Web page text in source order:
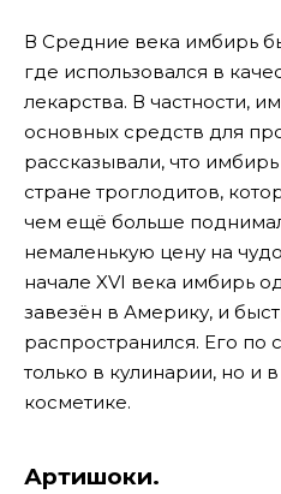
В Средние века имбирь
где использовался в
лекарства. В частности,
основных средств для
рассказывали, что
стране троглодитов,
чем ещё больше
немаленькую цену на
начале XVI века имбирь
завезён в Америку, и
распространился. Его по
только в кулинарии, но и
косметике.
Артишоки.